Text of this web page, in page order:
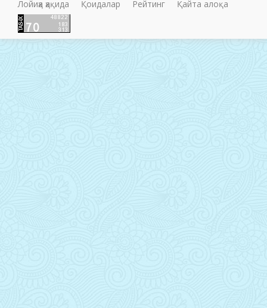
Лойиҳа ҳақида
Қоидалар Рейтинг Қайта алоқа